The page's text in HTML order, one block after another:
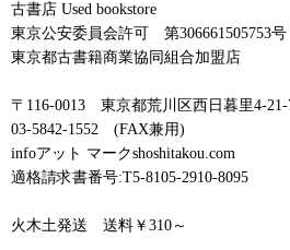
古書店 Used bookstore
東京公安委員会許可 第306661505753号
東京都古書籍商業協同組合加盟店
〒116-0013 東京都荒川区西日暮里4-
03-5842-1552 (FAX兼用)
infoアット マークshoshitakou.com
適格請求書番号:T5-8105-2910-8095
火木土発送 送料￥310～